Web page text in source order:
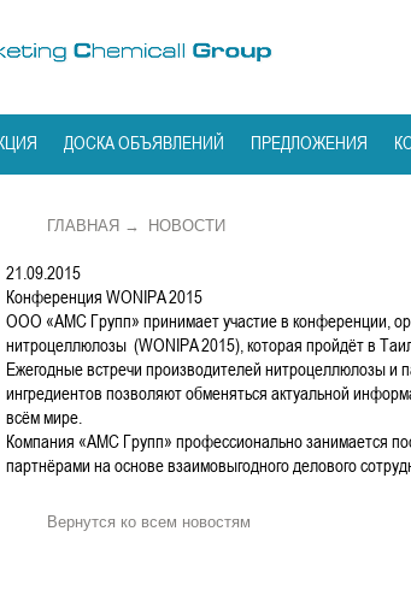
ДОСКА ОБЪЯВЛЕНИЙ ПРЕДЛОЖЕНИЯ
ГЛАВНАЯ → НОВОСТИ
21.09.2015
Конференция WONIPA 2015
ООО «АМС Групп» принимает участие в конференции,
нитроцеллюлозы (WONIPA 2015), которая пройдёт в
Ежегодные встречи производителей нитроцеллюлозы и
ингредиентов позволяют обменяться актуальной
всём мире.
Компания «АМС Групп» профессионально занимается
партнёрами на основе взаимовыгодного делового
Вернутся ко всем новостям